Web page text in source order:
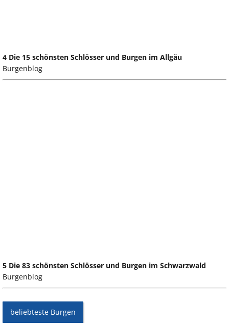
4 Die 15 schönsten Schlösser und Burgen im Allgäu
Burgenblog
5 Die 83 schönsten Schlösser und Burgen im Schwarzwald
Burgenblog
beliebteste Burgen